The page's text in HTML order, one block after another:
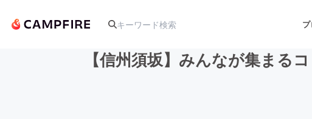
【信州須坂】みんなが集まる